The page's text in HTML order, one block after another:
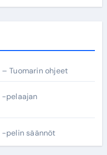
– Tuomarin ohjeet
-pelaajan
-pelin säännöt